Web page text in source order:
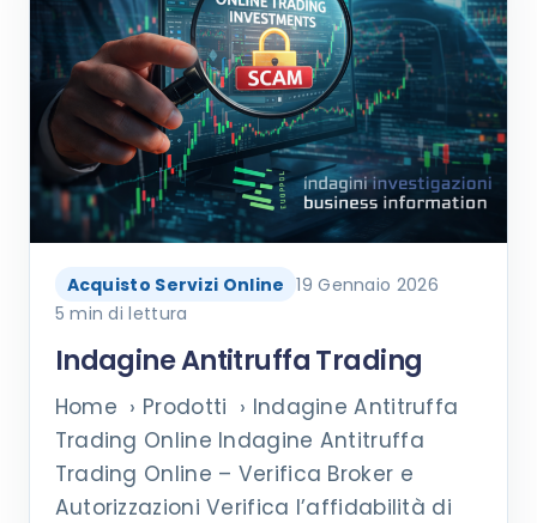
Acquisto Servizi Online 19 Gennaio 2026
5 min di lettura
Indagine Antitruffa Trading
Home › Prodotti › Indagine Antitruffa
Trading Online Indagine Antitruffa
Trading Online – Verifica Broker e
Autorizzazioni Verifica l’affidabilità di